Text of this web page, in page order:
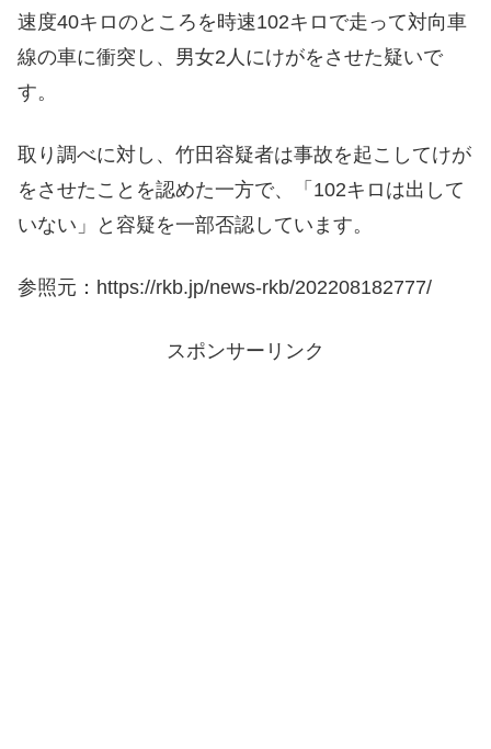
速度40キロのところを時速102キロで走って対向車
線の車に衝突し、男女2人にけがをさせた疑いで
す。
取り調べに対し、竹田容疑者は事故を起こしてけが
をさせたことを認めた一方で、「102キロは出して
いない」と容疑を一部否認しています。
参照元：https://rkb.jp/news-rkb/202208182777/
スポンサーリンク